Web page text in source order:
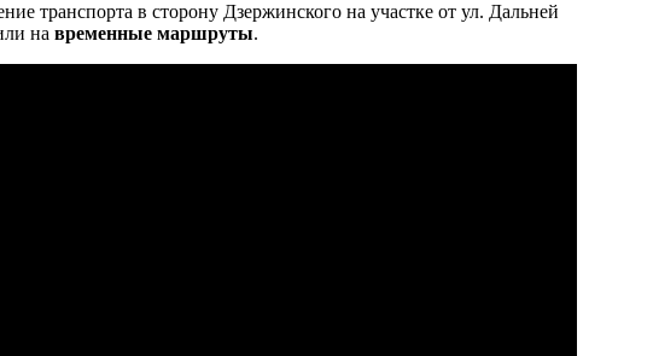
транспорта в сторону Дзержинского на участке от ул. Дальней
на временные маршруты.